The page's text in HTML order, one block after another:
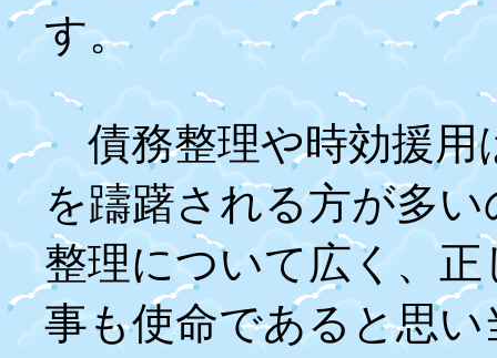
す。
債務整理や時効援用
を躊躇される方が多
整理について広く、
事も使命であると思